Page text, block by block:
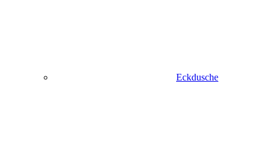
Eckdusche